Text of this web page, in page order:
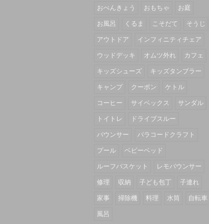
おべんきょう
おもちゃ
お庭
お風呂
くるま こそだて
そうじ
アウトドア
インフィニティチェア
ウッドデッキ
オムツ外れ
カフェ
キッズシューズ
キッズタンブラー
キャンプ
クーポン
ケトル
コーヒー
サイベックス
サンダル
トイトレ
ドライブスルー
バウンサー
パラコードクラフト
プール
ベビーベッド
ルーフバスケット
レモバウンサー
修理
収納 子ども包丁
子連れ
家事
掃除機 料理 水筒
自転車
風呂